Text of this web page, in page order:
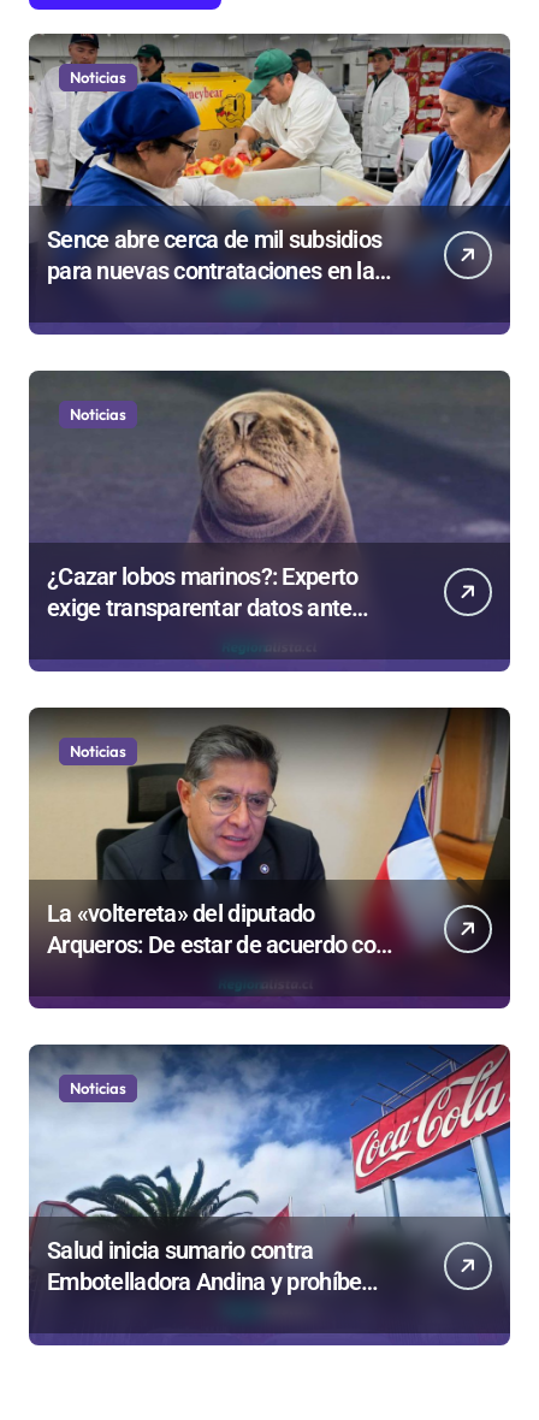
Noticias
Sence abre cerca de mil subsidios
para nuevas contrataciones en la
Noticias
¿Cazar lobos marinos?: Experto
exige transparentar datos ante
Gobierno
Noticias
La «voltereta» del diputado
Arqueros: De estar de acuerdo con
privatizar Codelco a defender una
empresa 100% estatal
Noticias
Salud inicia sumario contra
Embotelladora Andina y prohíbe
laborales